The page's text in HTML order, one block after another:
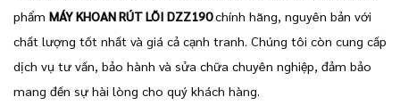
phẩm MÁY KHOAN RÚT LÕI DZZ190chính hãng, nguyên bản với
chất lượng tốt nhất và giá cả cạnh tranh. Chúng tôi còn cung cấp
dịch vụ tư vấn, bảo hành và sửa chữa chuyên nghiệp, đảm bảo
mang đến sự hài lòng cho quý khách hàng.